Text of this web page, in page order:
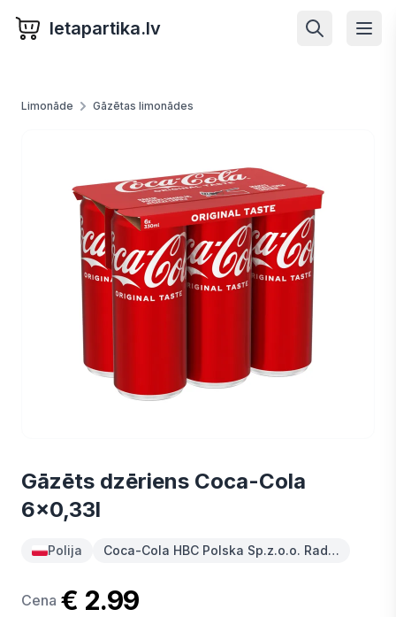
letapartika.lv
Limonāde Gāzētas limonādes
Gāzēts dzēriens Coca-Cola
6x0,33l
Polija Coca-Cola HBC Polska Sp.z.o.o. Rad…
Cena € 2.99